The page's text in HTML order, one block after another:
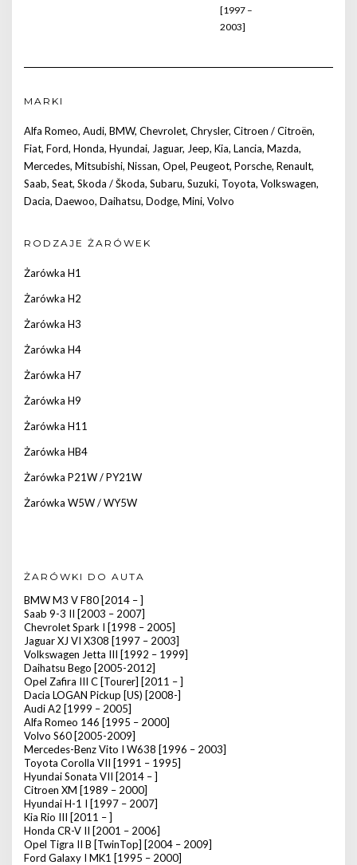
[1997 –
2003]
MARKI
Alfa Romeo, Audi, BMW, Chevrolet, Chrysler, Citroen / Citroën,
Fiat, Ford, Honda, Hyundai, Jaguar, Jeep, Kia, Lancia, Mazda,
Mercedes, Mitsubishi, Nissan, Opel, Peugeot, Porsche, Renault,
Saab, Seat, Skoda / Škoda, Subaru, Suzuki, Toyota, Volkswagen,
Dacia, Daewoo, Daihatsu, Dodge, Mini, Volvo
RODZAJE ŻARÓWEK
Żarówka H1
Żarówka H2
Żarówka H3
Żarówka H4
Żarówka H7
Żarówka H9
Żarówka H11
Żarówka HB4
Żarówka P21W / PY21W
Żarówka W5W / WY5W
ŻARÓWKI DO AUTA
BMW M3 V F80 [2014 – ]
Saab 9-3 II [2003 – 2007]
Chevrolet Spark I [1998 – 2005]
Jaguar XJ VI X308 [1997 – 2003]
Volkswagen Jetta III [1992 – 1999]
Daihatsu Bego [2005-2012]
Opel Zafira III C [Tourer] [2011 – ]
Dacia LOGAN Pickup [US) [2008-]
Audi A2 [1999 – 2005]
Alfa Romeo 146 [1995 – 2000]
Volvo S60 [2005-2009]
Mercedes-Benz Vito I W638 [1996 – 2003]
Toyota Corolla VII [1991 – 1995]
Hyundai Sonata VII [2014 – ]
Citroen XM [1989 – 2000]
Hyundai H-1 I [1997 – 2007]
Kia Rio III [2011 – ]
Honda CR-V II [2001 – 2006]
Opel Tigra II B [TwinTop] [2004 – 2009]
Ford Galaxy I MK1 [1995 – 2000]